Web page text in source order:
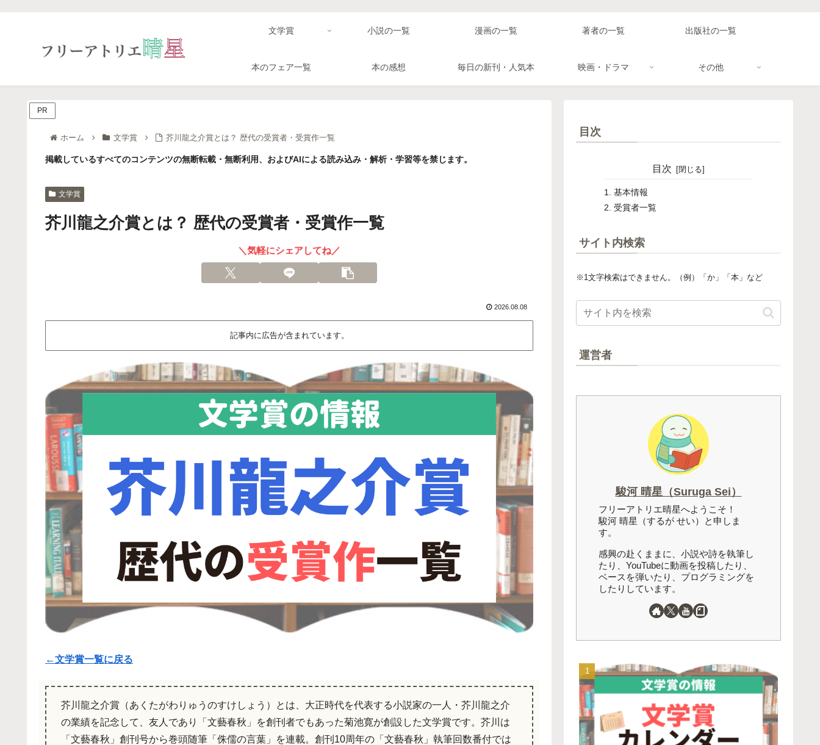
文学賞 小説の一覧 漫画の一覧 著者の一覧 出版社の一覧
本のフェア一覧 本の感想 毎日の新刊・人気本 映画・ドラマ その他
ホーム 文学賞 芥川龍之介賞とは？ 歴代の受賞者・受賞作一覧
掲載しているすべてのコンテンツの無断転載・無断利用、およびAIによる読み込み・解析・学習等を禁じます。
文学賞
芥川龍之介賞とは？ 歴代の受賞者・受賞作一覧
＼気軽にシェアしてね／
2026.08.08
記事内に広告が含まれています。
PR
←文学賞一覧に戻る
芥川龍之介賞（あくたがわりゅうのすけしょう）とは、大正時代を代表する小説家の一人・芥川龍之介
の業績を記念して、友人であり「文藝春秋」を創刊者でもあった菊池寛が創設した文学賞です。芥川は
「文藝春秋」創刊号から巻頭随筆「侏儒の言葉」を連載。創刊10周年の「文藝春秋」執筆回数番付では
目次
目次
基本情報
受賞者一覧
サイト内検索
※1文字検索はできません。（例）「か」「本」など
運営者
駿河 晴星（Suruga Sei）
フリーアトリエ晴星へようこそ！
駿河 晴星（するが せい）と申しま
す。
感興の赴くままに、小説や詩を執筆し
たり、YouTubeに動画を投稿したり、
ベースを弾いたり、プログラミングを
したりしています。